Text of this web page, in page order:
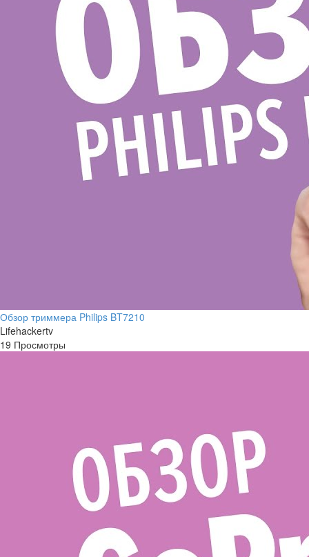
Обзор триммера Philips BT7210
Lifehackertv
19 Просмотры